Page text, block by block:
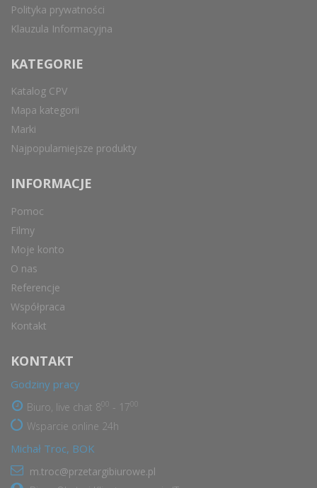
Polityka prywatności
Klauzula Informacyjna
KATEGORIE
Katalog CPV
Mapa kategorii
Marki
Najpopularniejsze produkty
INFORMACJE
Pomoc
Filmy
Moje konto
O nas
Referencje
Współpraca
Kontakt
KONTAKT
Godziny pracy
Biuro, live chat 8 - 17
Wsparcie online 24h
Michał Troc, BOK
m.troc@przetargibiurowe.pl